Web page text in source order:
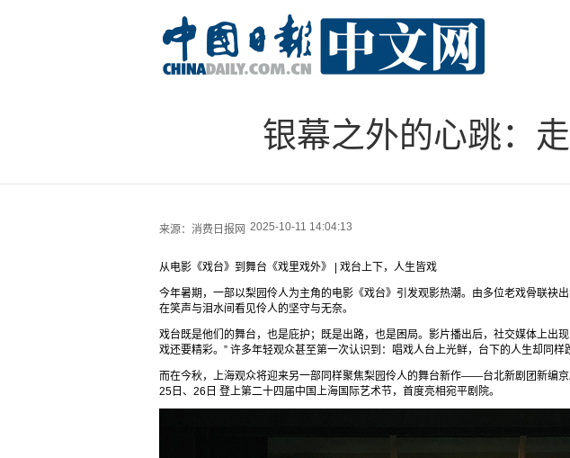
银幕之外的心跳：
来源： 消费日报网 2025-10-11 14:04:13
从电影《戏台》到舞台《戏里戏外》 | 戏台上下，人生皆戏
今年暑期，一部以梨园伶人为主角的电影《戏台》引发观影热潮。由多位老戏骨联袂
在笑声与泪水间看见伶人的坚守与无奈。
戏台既是他们的舞台，也是庇护；既是出路，也是困局。影片播出后，社交媒体上出
戏还要精彩。” 许多年轻观众甚至第一次认识到：唱戏人台上光鲜，台下的人生却同样
而在今秋，上海观众将迎来另一部同样聚焦梨园伶人的舞台新作——台北新剧团新编
25日、26日 登上第二十四届中国上海国际艺术节，首度亮相宛平剧院。